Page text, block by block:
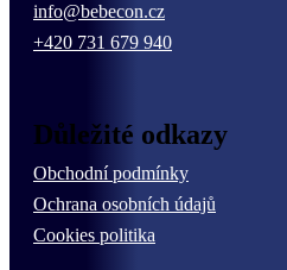
info@bebecon.cz
+420 731 679 940
Důležité odkazy
Obchodní podmínky
Ochrana osobních údajů
Cookies politika